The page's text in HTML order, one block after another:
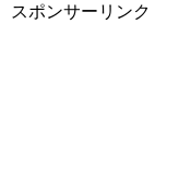
スポンサーリンク